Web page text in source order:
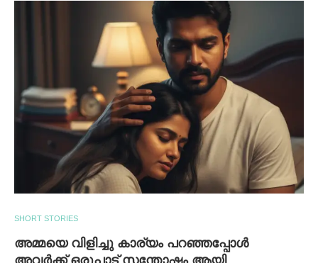
SHORT STORIES
അമ്മയെ വിളിച്ചു കാര്യം പറഞ്ഞപ്പോൾ
അവർക്ക് ഒരുപാട് സന്തോഷം ആയി